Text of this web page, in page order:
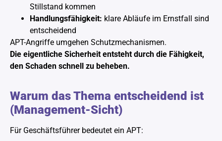
Stillstand kommen
Handlungsfähigkeit: klare Abläufe im Ernstfall sind
entscheidend
APT-Angriffe umgehen Schutzmechanismen.
Die eigentliche Sicherheit entsteht durch die Fähigkeit,
den Schaden schnell zu beheben.
Warum das Thema entscheidend ist
(Management-Sicht)
Für Geschäftsführer bedeutet ein APT: